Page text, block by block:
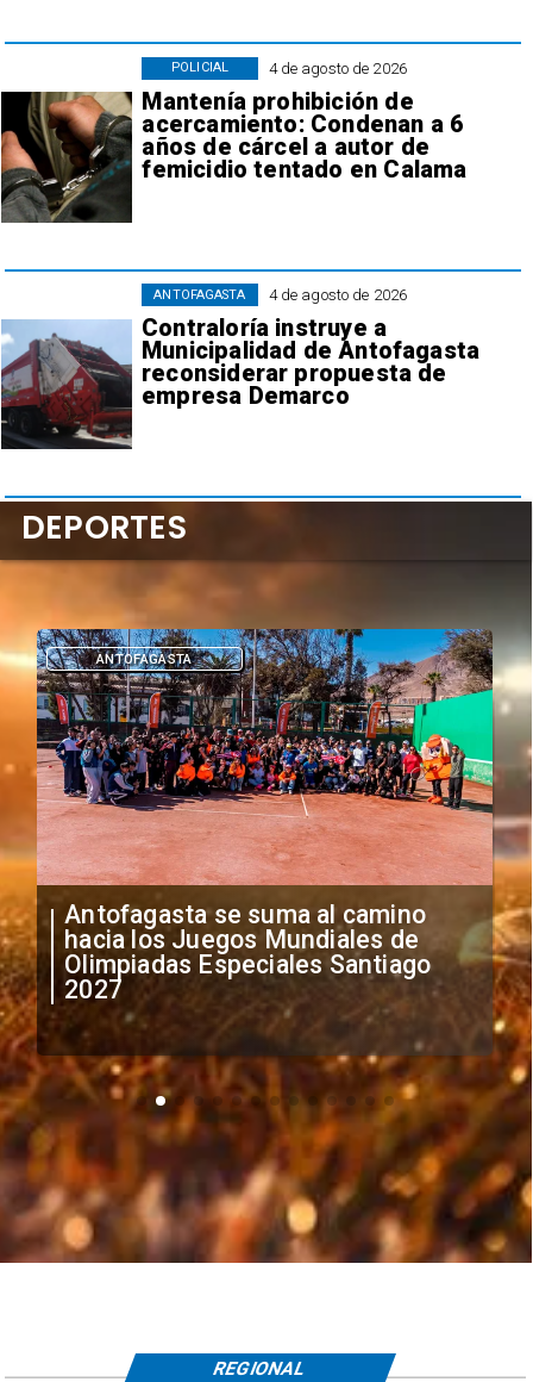
4 de agosto de 2026
Mantenía prohibición de
acercamiento: Condenan a 6
años de cárcel a autor de
femicidio tentado en Calama
POLICIAL
4 de agosto de 2026
Contraloría instruye a
Municipalidad de Antofagasta
reconsiderar propuesta de
empresa Demarco
ANTOFAGASTA
"Falta de profesionalismo": Sifup
anuncia medidas por situación
irregular de futbolistas
extranjeros
DEPORTES
DEPORTES
REGIONAL